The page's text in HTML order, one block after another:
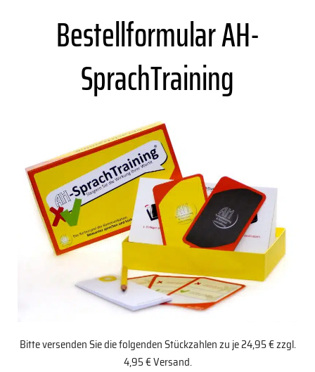
Bestellformular AH-
SprachTraining
Bitte versenden Sie die folgenden Stückzahlen zu je 24,95 € zzgl.
4,95 € Versand.